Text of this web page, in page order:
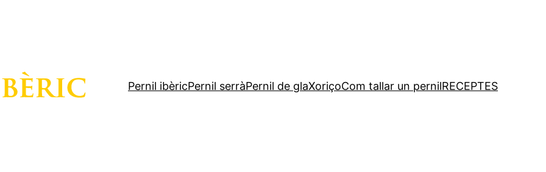
Pernil ibèricPernil serràPernil de glaXoriçoCom tallar un pernilRECEPTES